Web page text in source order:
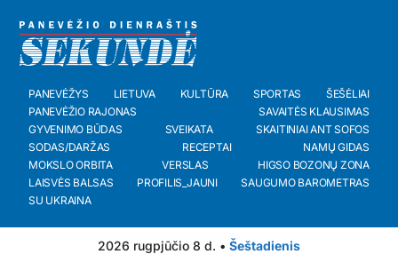
PANEVĖŽYS LIETUVA KULTŪRA SPORTAS
ŠEŠĖLIAI
PANEVĖŽIO RAJONAS
SAVAITĖS KLAUSIMAS
GYVENIMO BŪDAS
SVEIKATA
SKAITINIAI ANT SOFOS
SODAS/DARŽAS
RECEPTAI
NAMŲ GIDAS
MOKSLO ORBITA
VERSLAS
HIGSO BOZONŲ ZONA
LAISVĖS BALSAS
PROFILIS_JAUNI
SAUGUMO BAROMETRAS
SU UKRAINA
2026 rugpjūčio 8 d. • Šeštadienis